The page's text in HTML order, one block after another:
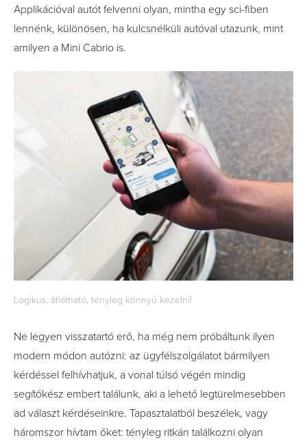
Applikációval autót felvenni olyan, mintha egy sci-fiben
lennénk, különösen, ha kulcsnélküli autóval utazunk, mint
amilyen a Mini Cabrio is.
Logikus, átlátható, tényleg könnyű kezelni!
Ne legyen visszatartó erő, ha még nem próbáltunk ilyen
modern módon autózni: az ügyfélszolgálatot bármilyen
kérdéssel felhívhatjuk, a vonal túlsó végén mindig
segítőkész embert találunk, aki a lehető legtürelmesebben
ad választ kérdéseinkre. Tapasztalatból beszélek, vagy
háromszor hívtam őket: tényleg ritkán találkozni olyan